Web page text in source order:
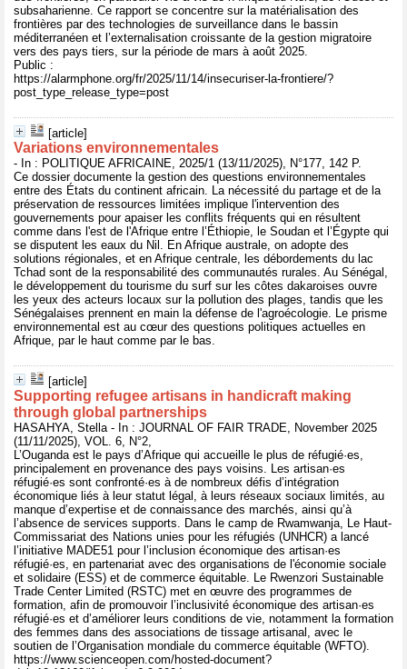
subsaharienne. Ce rapport se concentre sur la matérialisation des
frontières par des technologies de surveillance dans le bassin
méditerranéen et l’externalisation croissante de la gestion migratoire
vers des pays tiers, sur la période de mars à août 2025.
Public :
https://alarmphone.org/fr/2025/11/14/insecuriser-la-frontiere/?
post_type_release_type=post
[article]
Variations environnementales
- In : POLITIQUE AFRICAINE, 2025/1 (13/11/2025), N°177, 142 P.
Ce dossier documente la gestion des questions environnementales
entre des États du continent africain. La nécessité du partage et de la
préservation de ressources limitées implique l'intervention des
gouvernements pour apaiser les conflits fréquents qui en résultent
comme dans l'est de l'Afrique entre l’Éthiopie, le Soudan et l’Égypte qui
se disputent les eaux du Nil. En Afrique australe, on adopte des
solutions régionales, et en Afrique centrale, les débordements du lac
Tchad sont de la responsabilité des communautés rurales. Au Sénégal,
le développement du tourisme du surf sur les côtes dakaroises ouvre
les yeux des acteurs locaux sur la pollution des plages, tandis que les
Sénégalaises prennent en main la défense de l'agroécologie. Le prisme
environnemental est au cœur des questions politiques actuelles en
Afrique, par le haut comme par le bas.
[article]
Supporting refugee artisans in handicraft making
through global partnerships
HASAHYA, Stella - In : JOURNAL OF FAIR TRADE, November 2025
(11/11/2025), VOL. 6, N°2,
L’Ouganda est le pays d’Afrique qui accueille le plus de réfugié·es,
principalement en provenance des pays voisins. Les artisan·es
réfugié·es sont confronté·es à de nombreux défis d’intégration
économique liés à leur statut légal, à leurs réseaux sociaux limités, au
manque d’expertise et de connaissance des marchés, ainsi qu’à
l’absence de services supports. Dans le camp de Rwamwanja, Le Haut-
Commissariat des Nations unies pour les réfugiés (UNHCR) a lancé
l’initiative MADE51 pour l’inclusion économique des artisan·es
réfugié·es, en partenariat avec des organisations de l'économie sociale
et solidaire (ESS) et de commerce équitable. Le Rwenzori Sustainable
Trade Center Limited (RSTC) met en œuvre des programmes de
formation, afin de promouvoir l’inclusivité économique des artisan·es
réfugié·es et d’améliorer leurs conditions de vie, notamment la formation
des femmes dans des associations de tissage artisanal, avec le
soutien de l’Organisation mondiale du commerce équitable (WFTO).
https://www.scienceopen.com/hosted-document?